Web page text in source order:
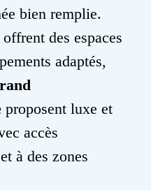
bien remplie.
offrent des espaces
adaptés,
proposent luxe et
accès
et à des zones